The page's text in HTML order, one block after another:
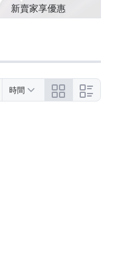
新賣家享優惠
時間